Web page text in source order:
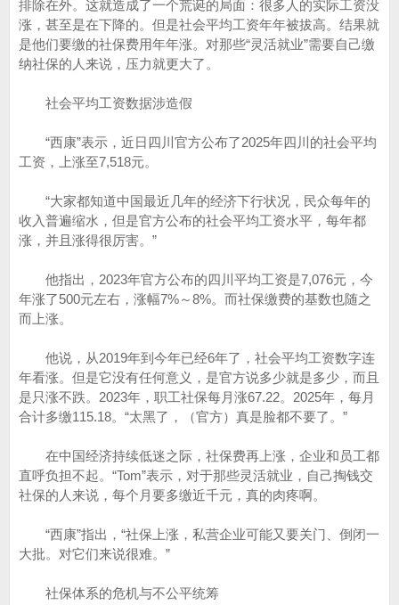
排除在外。这就造成了一个荒诞的局面：很多人的实际工资没
涨，甚至是在下降的。但是社会平均工资年年被拔高。结果就
是他们要缴的社保费用年年涨。对那些“灵活就业”需要自己缴
纳社保的人来说，压力就更大了。
社会平均工资数据涉造假
“西康”表示，近日四川官方公布了2025年四川的社会平均
工资，上涨至7,518元。
“大家都知道中国最近几年的经济下行状况，民众每年的
收入普遍缩水，但是官方公布的社会平均工资水平，每年都
涨，并且涨得很厉害。”
他指出，2023年官方公布的四川平均工资是7,076元，今
年涨了500元左右，涨幅7%～8%。而社保缴费的基数也随之
而上涨。
他说，从2019年到今年已经6年了，社会平均工资数字连
年看涨。但是它没有任何意义，是官方说多少就是多少，而且
是只涨不跌。2023年，职工社保每月涨67.22。2025年，每月
合计多缴115.18。“太黑了，（官方）真是脸都不要了。”
在中国经济持续低迷之际，社保费再上涨，企业和员工都
直呼负担不起。“Tom”表示，对于那些灵活就业，自己掏钱交
社保的人来说，每个月要多缴近千元，真的肉疼啊。
“西康”指出，“社保上涨，私营企业可能又要关门、倒闭一
大批。对它们来说很难。”
社保体系的危机与不公平统筹